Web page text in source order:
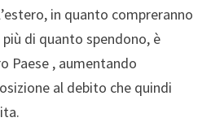
in quanto compreranno
di quanto spendono, è
Paese , aumentando
al debito che quindi